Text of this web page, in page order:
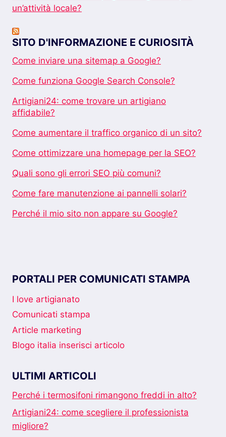
un’attività locale?
SITO D'INFORMAZIONE E CURIOSITÀ
Come inviare una sitemap a Google?
Come funziona Google Search Console?
Artigiani24: come trovare un artigiano
affidabile?
Come aumentare il traffico organico di un sito?
Come ottimizzare una homepage per la SEO?
Quali sono gli errori SEO più comuni?
Come fare manutenzione ai pannelli solari?
Perché il mio sito non appare su Google?
PORTALI PER COMUNICATI STAMPA
I love artigianato
Comunicati stampa
Article marketing
Blogo italia inserisci articolo
ULTIMI ARTICOLI
Perché i termosifoni rimangono freddi in alto?
Artigiani24: come scegliere il professionista
migliore?